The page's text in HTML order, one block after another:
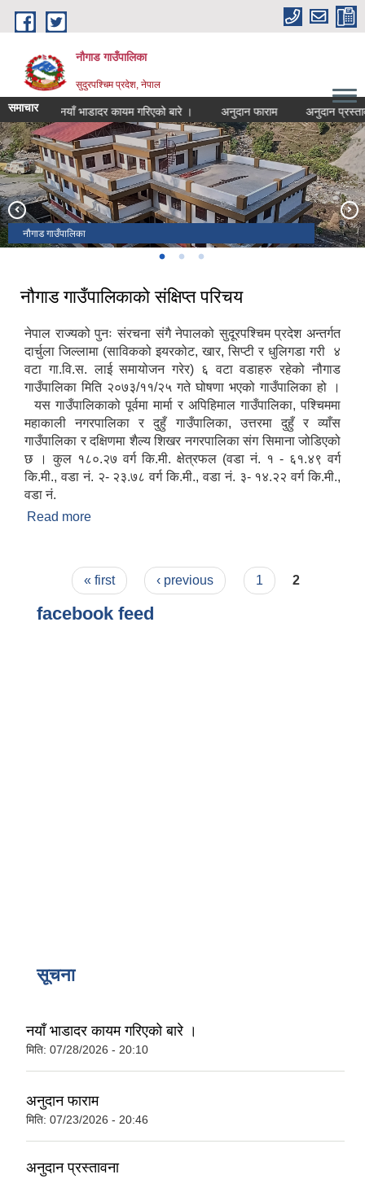
Skip to main content
नौगाड गाउँपालिका
सुदुरपश्चिम प्रदेश, नेपाल
समाचारनयाँ भाडादर कायम गरिएको बारे । अनुदान फाराम अनुदान प्रस्तावना
नौगाड गाउँपालिका
नौगाड गाउँकार्यपालिकाको कार्यालय, होपरीगाड
नौगाड ४ सिप्टी
नौगाड गाउँपालिकाको संक्षिप्त परिचय
नेपाल राज्यको पुनः संरचना संगै नेपालको सुदूरपश्चिम प्रदेश अन्तर्गत
दार्चुला जिल्लामा (साविकको इयरकोट, खार, सिप्टी र धुलिगडा गरी ४
वटा गा.वि.स. लाई समायोजन गरेर) ६ वटा वडाहरु रहेको नौगाड
गाउँपालिका मिति २०७३/११/२५ गते घोषणा भएको गाउँपालिका हो ।
यस गाउँपालिकाको पूर्वमा मार्मा र अपिहिमाल गाउँपालिका, पश्चिममा
महाकाली नगरपालिका र दुहुँ गाउँपालिका, उत्तरमा दुहुँ र व्याँस
गाउँपालिका र दक्षिणमा शैल्य शिखर नगरपालिका संग सिमाना जोडिएको
छ । कुल १८०.२७ वर्ग कि.मी. क्षेत्रफल (वडा नं. १ - ६१.४९ वर्ग
कि.मी., वडा नं. २- २३.७८ वर्ग कि.मी., वडा नं. ३- १४.२२ वर्ग कि.मी.,
वडा नं.
Read more
Pages« first ‹ previous 1 2
facebook feed
सूचना
नयाँ भाडादर कायम गरिएको बारे ।
मिति: 07/28/2026 - 20:10
अनुदान फाराम
मिति: 07/23/2026 - 20:46
अनुदान प्रस्तावना